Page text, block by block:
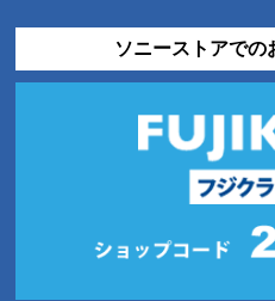
ソニーストアでの